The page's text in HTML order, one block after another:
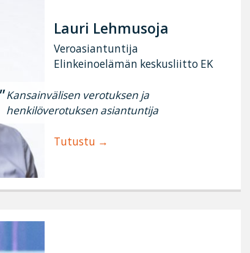
Lauri Lehmusoja
Veroasiantuntija
Elinkeinoelämän keskusliitto EK
Kansainvälisen verotuksen ja
henkilöverotuksen asiantuntija
Tutustu